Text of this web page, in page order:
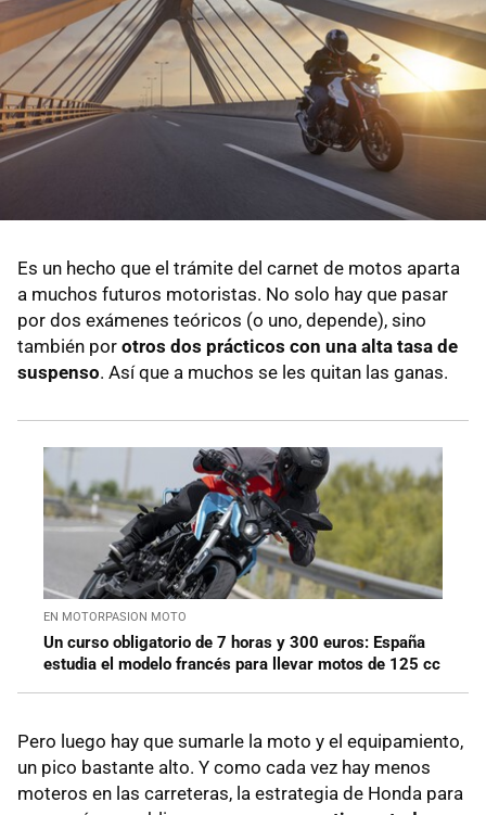
Es un hecho que el trámite del carnet de motos aparta
a muchos futuros motoristas. No solo hay que pasar
por dos exámenes teóricos (o uno, depende), sino
también por otros dos prácticos con una alta tasa de
suspenso. Así que a muchos se les quitan las ganas.
EN MOTORPASION MOTO
Un curso obligatorio de 7 horas y 300 euros: España
estudia el modelo francés para llevar motos de 125 cc
Pero luego hay que sumarle la moto y el equipamiento,
un pico bastante alto. Y como cada vez hay menos
moteros en las carreteras, la estrategia de Honda para